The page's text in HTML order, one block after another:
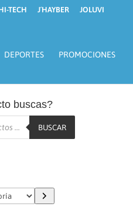
TECH J´HAYBER
JOLUVI
DEPORTES PROMOCIONES
buscas?
BUSCAR